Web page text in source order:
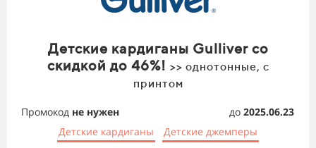
Детские кардиганы Gulliver со
скидкой до 46%! >> однотонные, с
принтом
Промокод не нужен до 2025.06.23
Детские кардиганы
Детские джемперы